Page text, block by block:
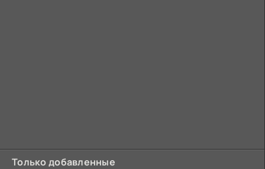
Только добавленные